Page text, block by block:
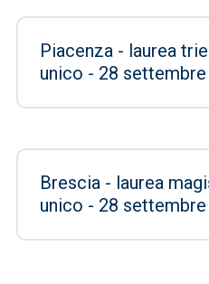
Piacenza - laurea
unico - 28 settembre
Brescia - laurea
unico - 28 settembre